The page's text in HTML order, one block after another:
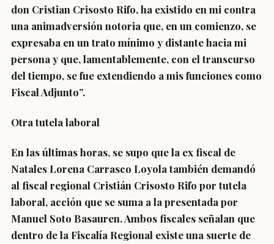
don Cristian Crisosto Rifo, ha existido en mi contra
una animadversión notoria que, en un comienzo, se
expresaba en un trato mínimo y distante hacia mi
persona y que, lamentablemente, con el transcurso
del tiempo, se fue extendiendo a mis funciones como
Fiscal Adjunto”.
Otra tutela laboral
En las últimas horas, se supo que la ex fiscal de
Natales Lorena Carrasco Loyola también demandó
al fiscal regional Cristián Crisosto Rifo por tutela
laboral, acción que se suma a la presentada por
Manuel Soto Basauren. Ambos fiscales señalan que
dentro de la Fiscalía Regional existe una suerte de